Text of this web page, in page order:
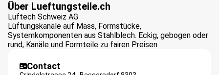
Über Lueftungsteile.ch
Luftech Schweiz AG
Lüftungskanäle auf Mass, Formstücke,
Systemkomponenten aus Stahlblech. Eckig, gebogen oder
rund, Kanäle und Formteile zu fairen Preisen
Contact